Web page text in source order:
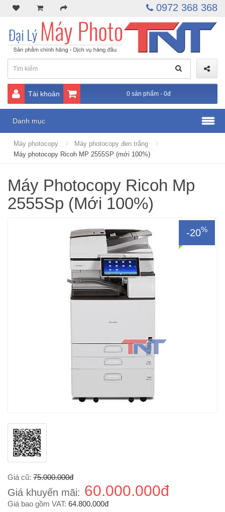
0972 368 368
Tài khoản 0 sản phẩm - 0đ
Danh mục
Máy photocopy
Máy photocopy đen trắng
Máy photocopy Ricoh MP 2555SP (mới 100%)
Máy Photocopy Ricoh Mp
2555Sp (Mới 100%)
-20%
Giá cũ: 75.000.000đ
Giá khuyến mãi: 60.000.000đ
Giá bao gồm VAT: 64.800.000đ